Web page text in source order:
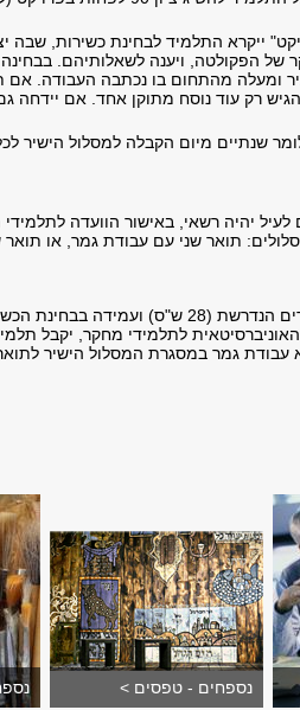
ייקרא התלמיד לבחינת כשירות, שבה
של הפקולטה, ויענה לשאלותיהם. בבחינה
ומעלה מהתחום בו נכתבה העבודה. אם
רק עוד נוסח מתוקן אחד. אם יידחה גם
שנתיים מיום הקבלה למסלול הישיר
יהיה רשאי, באישור הוועדה לתלמידי
תואר שני עם עבודת גמר, או תואר
לאחר השלמת מכסת הלימודים הנדרשת (28
לתלמידי מחקר, יקבל
עבודת גמר במסגרת המסלול הישיר
נספחים - טפסים >